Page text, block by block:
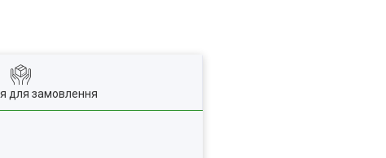
для замовлення